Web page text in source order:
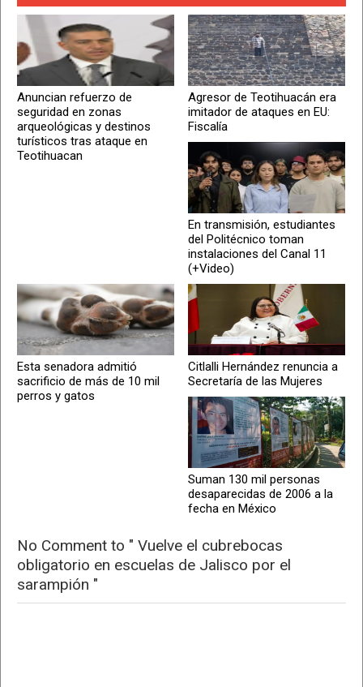
Anuncian refuerzo de
seguridad en zonas
arqueológicas y destinos
turísticos tras ataque en
Teotihuacan
Agresor de Teotihuacán era
imitador de ataques en EU:
Fiscalía
En transmisión, estudiantes
del Politécnico toman
instalaciones del Canal 11
(+Video)
Esta senadora admitió
sacrificio de más de 10 mil
perros y gatos
Citlalli Hernández renuncia a
Secretaría de las Mujeres
Suman 130 mil personas
desaparecidas de 2006 a la
fecha en México
No Comment to " Vuelve el cubrebocas
obligatorio en escuelas de Jalisco por el
sarampión "